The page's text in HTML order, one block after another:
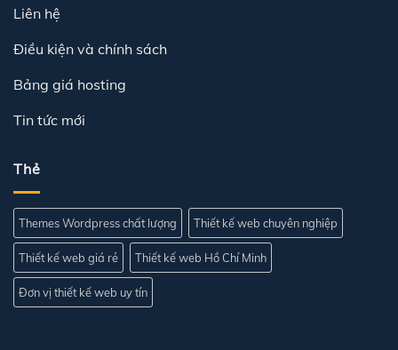
Liên hệ
Điều kiện và chính sách
Bảng giá hosting
Tin tức mới
Thẻ
Themes Wordpress chất lượng Thiết kế web chuyên nghiệp
Thiết kế web giá rẻ Thiết kế web Hồ Chí Minh
Đơn vị thiết kế web uy tín